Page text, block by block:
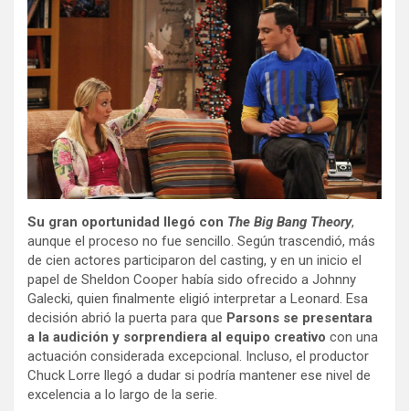
Su gran oportunidad llegó con The Big Bang Theory,
aunque el proceso no fue sencillo. Según trascendió, más
de cien actores participaron del casting, y en un inicio el
papel de Sheldon Cooper había sido ofrecido a Johnny
Galecki, quien finalmente eligió interpretar a Leonard. Esa
decisión abrió la puerta para que Parsons se presentara
a la audición y sorprendiera al equipo creativo con una
actuación considerada excepcional. Incluso, el productor
Chuck Lorre llegó a dudar si podría mantener ese nivel de
excelencia a lo largo de la serie.